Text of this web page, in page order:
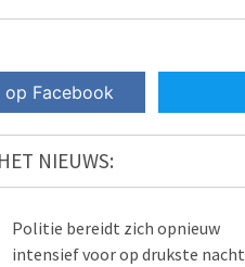
op Facebook
NIEUWS:
Politie bereidt zich opnieuw
intensief voor op drukste nacht